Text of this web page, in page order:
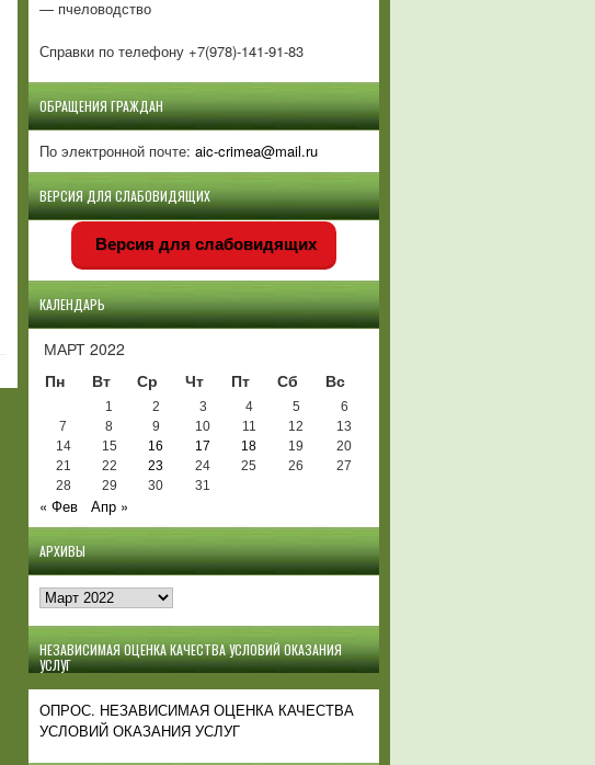
— пчеловодство
Справки по телефону +7(978)-141-91-83
ОБРАЩЕНИЯ ГРАЖДАН
По электронной почте: aic-crimea@mail.ru
ВЕРСИЯ ДЛЯ СЛАБОВИДЯЩИХ
Версия для слабовидящих
КАЛЕНДАРЬ
МАРТ 2022
Пн
Вт Ср Чт Пт Сб Вс
1 2 3 4 5
6
7
8 9 10 11 12
13
14
15 16 17 18 19
20
21
22 23 24 25 26
27
28
29 30 31
« Фев Апр »
АРХИВЫ
Архивы
НЕЗАВИСИМАЯ ОЦЕНКА КАЧЕСТВА УСЛОВИЙ ОКАЗАНИЯ
УСЛУГ
ОПРОС. НЕЗАВИСИМАЯ ОЦЕНКА КАЧЕСТВА
УСЛОВИЙ ОКАЗАНИЯ УСЛУГ